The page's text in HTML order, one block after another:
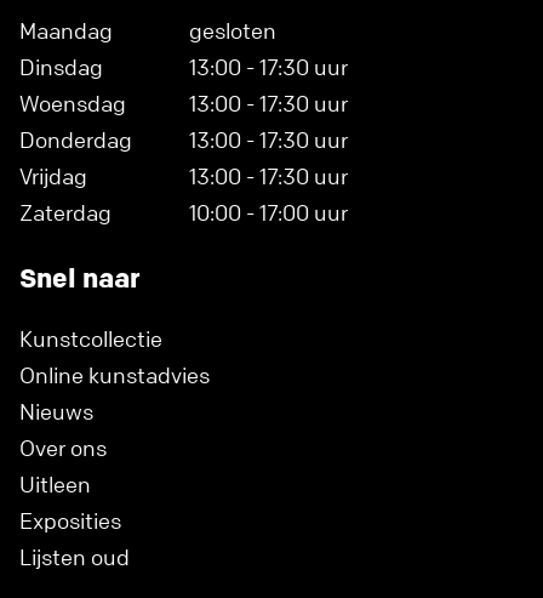
Maandag
gesloten
Dinsdag
13:00 - 17:30 uur
Woensdag
13:00 - 17:30 uur
Donderdag
13:00 - 17:30 uur
Vrijdag
13:00 - 17:30 uur
Zaterdag
10:00 - 17:00 uur
Snel naar
Kunstcollectie
Online kunstadvies
Nieuws
Over ons
Uitleen
Exposities
Lijsten oud